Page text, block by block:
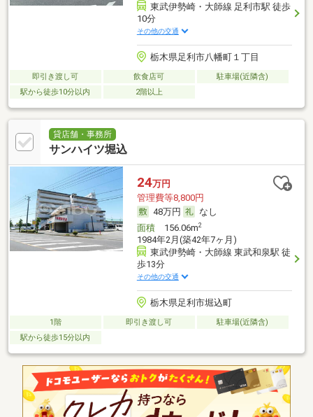
東武伊勢崎・大師線 足利市駅 徒歩
10分
その他の交通
栃木県足利市八幡町１丁目
即引き渡し可 飲食店可
駐車場(近隣含)
駅から徒歩10分以内
2階以上
貸店舗・事務所
サンハイツ堀込
24万円
管理費等8,800円
48万円
なし
面積156.06m2
1984年2月(築42年7ヶ月)
東武伊勢崎・大師線 東武和泉駅 徒
歩13分
その他の交通
栃木県足利市堀込町
1階 即引き渡し可
駐車場(近隣含)
駅から徒歩15分以内